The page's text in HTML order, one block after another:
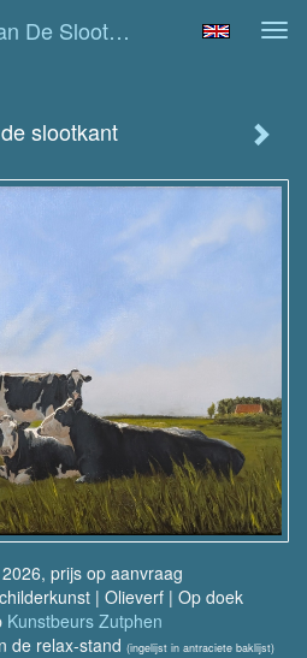
Tinka Schilperoort - Aan De Slootkant
slootkant
prijs op aanvraag
| Olieverf | Op doek
Kunstbeurs Zutphen
de relax-stand (ingelijst in antraciete baklijst)